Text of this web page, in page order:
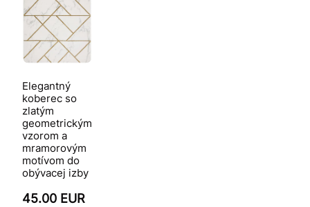
Elegantný
koberec so
zlatým
geometrickým
vzorom a
mramorovým
motívom do
obývacej izby
45.00 EUR